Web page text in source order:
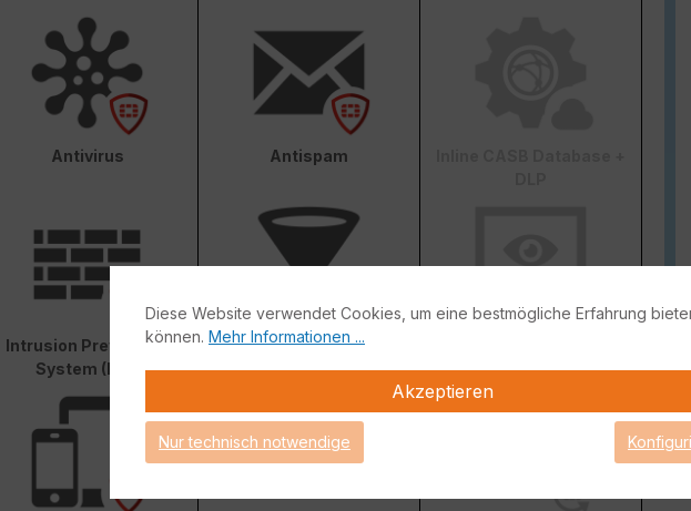
Antivirus Antispam
Intrusion Prevention
System (IPS)
Web & Video Filter
Prevention
Diese Website verwendet Cookies, um eine bestmögliche Erfahrung
können. Mehr Informationen ...
Akzeptieren
Nur technisch notwendige